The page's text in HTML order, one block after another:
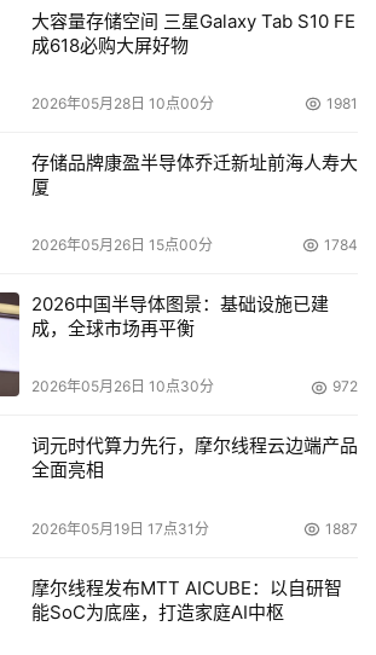
大容量存储空间 三星Galaxy Tab S10 FE
成618必购大屏好物
2026年05月28日 10点00分 1981
存储品牌康盈半导体乔迁新址前海人寿大
厦
2026年05月26日 15点00分 1784
2026中国半导体图景：基础设施已建
成，全球市场再平衡
2026年05月26日 10点30分 972
词元时代算力先行，摩尔线程云边端产品
全面亮相
2026年05月19日 17点31分 1887
摩尔线程发布MTT AICUBE：以自研智
能SoC为底座，打造家庭AI中枢